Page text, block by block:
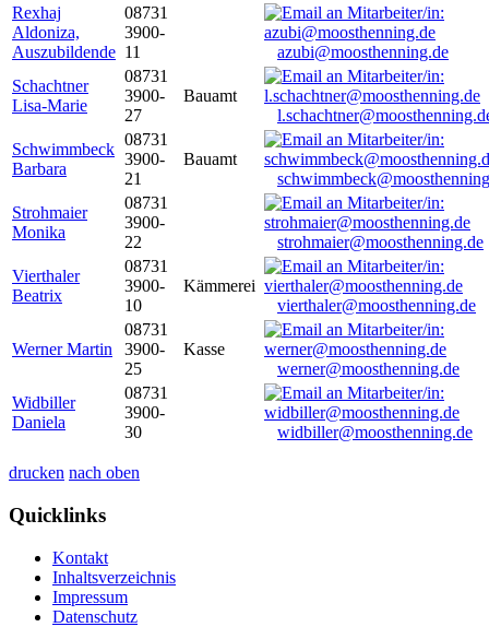
Rexhaj
Aldoniza,
Auszubildende
08731
3900-
11
azubi@moosthenning.de
Schachtner
Lisa-Marie
08731
3900-
27
Bauamt
Schwimmbeck
Barbara
08731
3900-
21
Bauamt
Strohmaier
Monika
08731
3900-
22
strohmaier@moosthenning.de
Vierthaler
Beatrix
08731
3900-
10
Kämmerei
vierthaler@moosthenning.de
Werner Martin
08731
3900-
25
Kasse
werner@moosthenning.de
Widbiller
Daniela
08731
3900-
30
widbiller@moosthenning.de
drucken nach oben
Quicklinks
Kontakt
Inhaltsverzeichnis
Impressum
Datenschutz